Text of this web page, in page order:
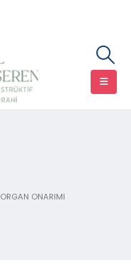
ORGAN ONARIMI